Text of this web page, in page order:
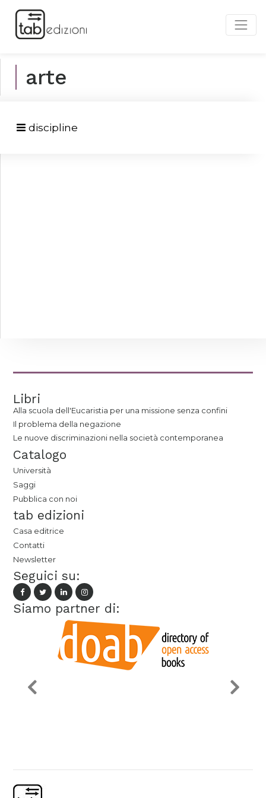
arte
discipline
Libri
Alla scuola dell'Eucaristia per una missione senza confini
Il problema della negazione
Le nuove discriminazioni nella società contemporanea
Catalogo
Università
Saggi
Pubblica con noi
tab edizioni
Casa editrice
Contatti
Newsletter
Seguici su:
Siamo partner di: